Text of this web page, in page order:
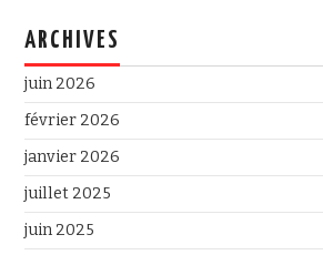
ARCHIVES
juin 2026
février 2026
janvier 2026
juillet 2025
juin 2025